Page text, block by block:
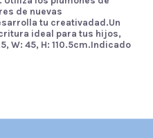
de nuevas
tu creativadad.Un
ideal para tus hijos,
W: 45, H: 110.5cm.Indicado